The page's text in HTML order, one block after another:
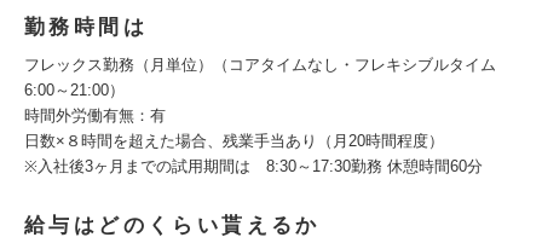
勤務時間は
フレックス勤務（月単位）（コアタイムなし・フレキシブルタイム
6:00～21:00）
時間外労働有無：有
日数×８時間を超えた場合、残業手当あり（月20時間程度）
※入社後3ヶ月までの試用期間は 8:30～17:30勤務 休憩時間60分
給与はどのくらい貰えるか